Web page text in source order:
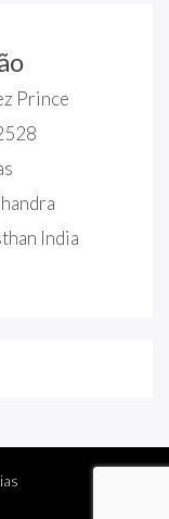
Prince
India